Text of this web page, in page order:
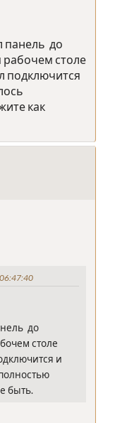
панель до
столе
подключится
как
до
столе
и
быть.